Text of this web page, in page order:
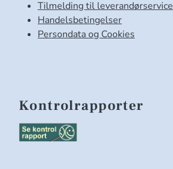
Tilmelding til leverandørservice
Handelsbetingelser
Persondata og Cookies
Kontrolrapporter